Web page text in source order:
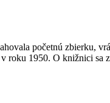
početnú zbierku,
roku 1950. O knižnici sa